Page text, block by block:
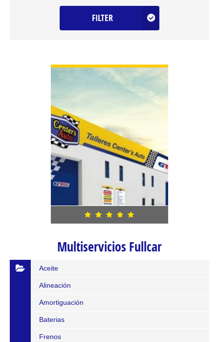
FILTER
Multiservicios Fullcar
Aceite
Alineación
Amortiguación
Baterias
Frenos